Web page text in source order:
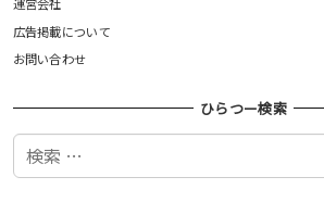
広告掲載について
お問い合わせ
ひらつー検索
検